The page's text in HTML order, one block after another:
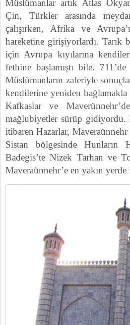
Müslümanlar artık Atlas
Çin, Türkler arasında
çalışırken, Afrika ve
hareketine girişiyorlardı. Tarık
için Avrupa kıyılarına
fethine başlamıştı bile.
Müslümanların zaferiyle
kendilerine yeniden
Kafkaslar ve
mağlubiyetler sürüp gidiyordu.
itibaren Hazarlar,
Sistan bölgesinde Hunların
Badegis’te Nizek Tarhan ve
Maveraünnehr’e en yakın